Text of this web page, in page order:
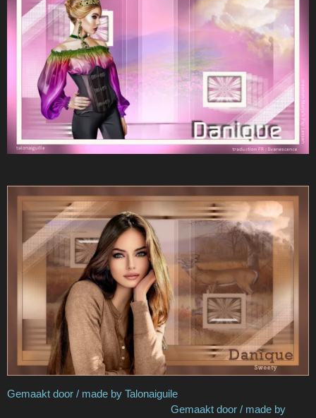
Gemaakt door / made by Talonaiguile
Gemaakt door / made by